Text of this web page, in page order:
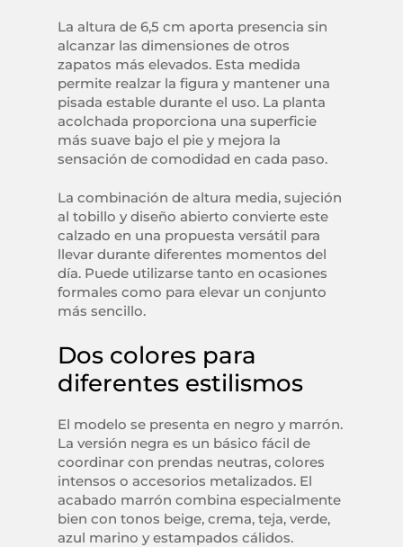
La altura de 6,5 cm aporta presencia sin
alcanzar las dimensiones de otros
zapatos más elevados. Esta medida
permite realzar la figura y mantener una
pisada estable durante el uso. La planta
acolchada proporciona una superficie
más suave bajo el pie y mejora la
sensación de comodidad en cada paso.
La combinación de altura media, sujeción
al tobillo y diseño abierto convierte este
calzado en una propuesta versátil para
llevar durante diferentes momentos del
día. Puede utilizarse tanto en ocasiones
formales como para elevar un conjunto
más sencillo.
Dos colores para
diferentes estilismos
El modelo se presenta en negro y marrón.
La versión negra es un básico fácil de
coordinar con prendas neutras, colores
intensos o accesorios metalizados. El
acabado marrón combina especialmente
bien con tonos beige, crema, teja, verde,
azul marino y estampados cálidos.